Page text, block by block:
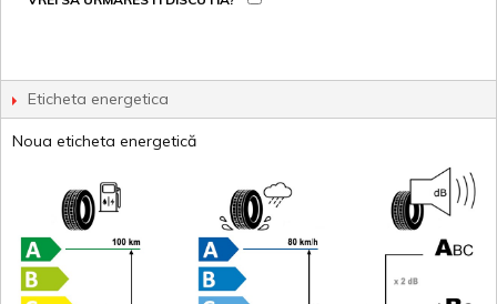
Eticheta energetica
Noua eticheta energetică